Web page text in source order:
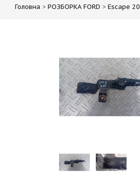
Головна > РОЗБОРКА FORD > Escape